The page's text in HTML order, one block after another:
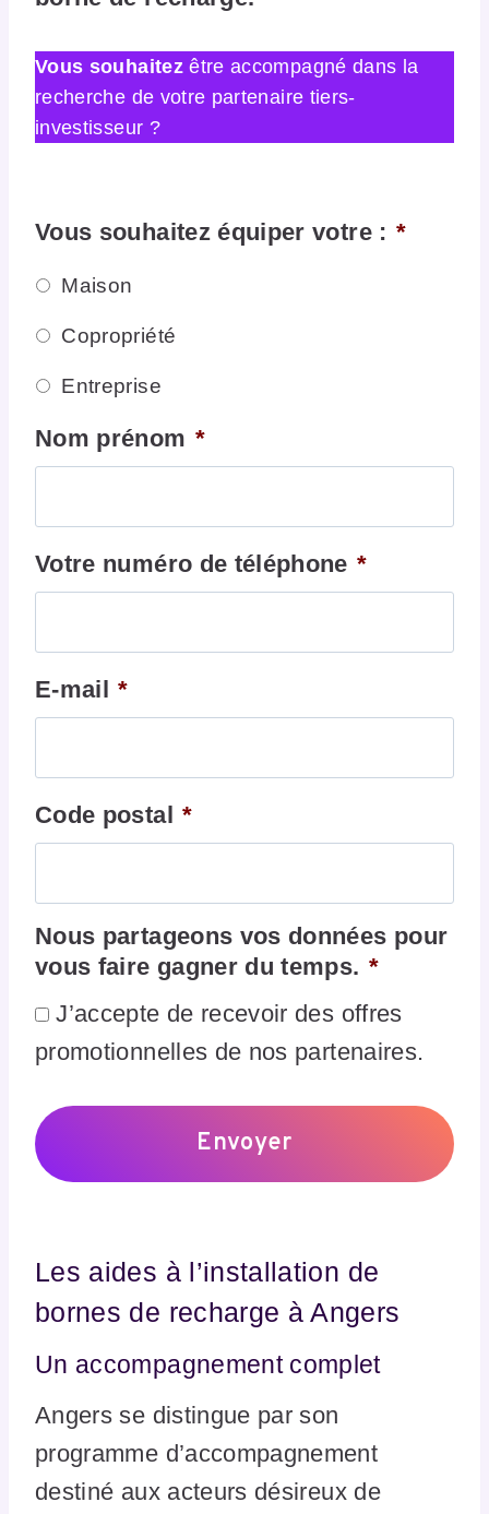
Vous souhaitezêtre accompagné dans la
recherche de votre partenaire tiers-
investisseur ?
Vous souhaitez équiper votre : *
Maison
Copropriété
Entreprise
Nom prénom *
Votre numéro de téléphone *
E-mail *
Code postal *
Nous partageons vos données pour
vous faire gagner du temps. *
J’accepte de recevoir des offres
promotionnelles de nos partenaires.
Les aides à l’installation de
bornes de recharge à Angers
Un accompagnement complet
Angers se distingue par son
programme d’accompagnement
destiné aux acteurs désireux de